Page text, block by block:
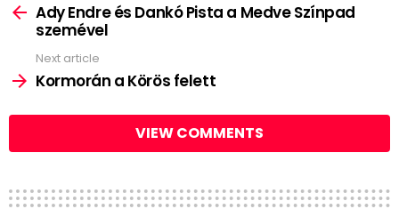
moreAdy Endre és Dankó Pista a Medve Színpad
szemével
Next article
Kormorán a Körös felett
VIEW COMMENTS